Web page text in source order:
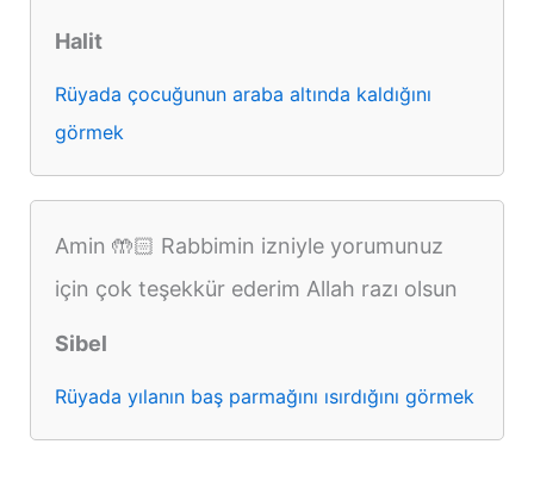
Halit
Rüyada çocuğunun araba altında kaldığını
görmek
Amin 🤲🏻 Rabbimin izniyle yorumunuz
için çok teşekkür ederim Allah razı olsun
Sibel
Rüyada yılanın baş parmağını ısırdığını görmek